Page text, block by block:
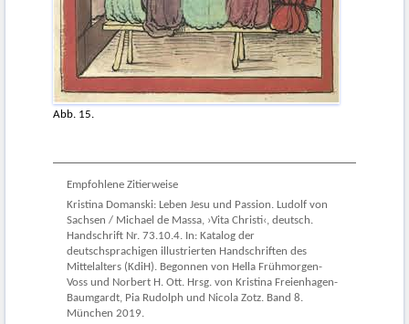
Abb. 15.
Empfohlene Zitierweise
Kristina Domanski: Leben Jesu und Passion. Ludolf von
Sachsen / Michael de Massa, ›Vita Christi‹, deutsch.
Handschrift Nr. 73.10.4. In: Katalog der
deutschsprachigen illustrierten Handschriften des
Mittelalters (KdiH). Begonnen von Hella Frühmorgen-
Voss und Norbert H. Ott. Hrsg. von Kristina Freienhagen-
Baumgardt, Pia Rudolph und Nicola Zotz. Band 8.
München 2019.